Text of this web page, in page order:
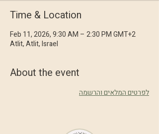
Time & Location
Feb 11, 2026, 9:30 AM – 2:30 PM GMT+2
Atlit, Atlit, Israel
About the event
לפרטים המלאים והרשמה